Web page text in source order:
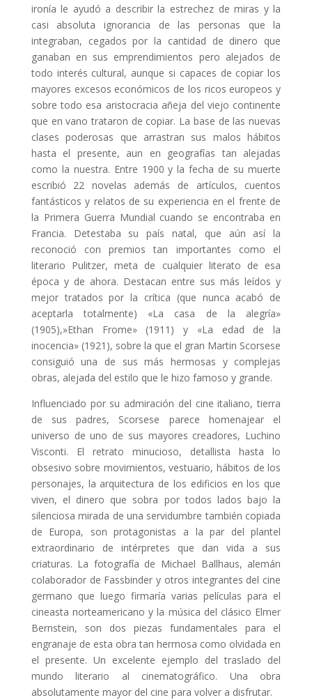
ironía le ayudó a describir la estrechez de miras y la
casi absoluta ignorancia de las personas que la
integraban, cegados por la cantidad de dinero que
ganaban en sus emprendimientos pero alejados de
todo interés cultural, aunque si capaces de copiar los
mayores excesos económicos de los ricos europeos y
sobre todo esa aristocracia añeja del viejo continente
que en vano trataron de copiar. La base de las nuevas
clases poderosas que arrastran sus malos hábitos
hasta el presente, aun en geografías tan alejadas
como la nuestra. Entre 1900 y la fecha de su muerte
escribió 22 novelas además de artículos, cuentos
fantásticos y relatos de su experiencia en el frente de
la Primera Guerra Mundial cuando se encontraba en
Francia. Detestaba su país natal, que aún así la
reconoció con premios tan importantes como el
literario Pulitzer, meta de cualquier literato de esa
época y de ahora. Destacan entre sus más leídos y
mejor tratados por la crítica (que nunca acabó de
aceptarla totalmente) «La casa de la alegría»
(1905),»Ethan Frome» (1911) y «La edad de la
inocencia» (1921), sobre la que el gran Martin Scorsese
consiguió una de sus más hermosas y complejas
obras, alejada del estilo que le hizo famoso y grande.
Influenciado por su admiración del cine italiano, tierra
de sus padres, Scorsese parece homenajear el
universo de uno de sus mayores creadores, Luchino
Visconti. El retrato minucioso, detallista hasta lo
obsesivo sobre movimientos, vestuario, hábitos de los
personajes, la arquitectura de los edificios en los que
viven, el dinero que sobra por todos lados bajo la
silenciosa mirada de una servidumbre también copiada
de Europa, son protagonistas a la par del plantel
extraordinario de intérpretes que dan vida a sus
criaturas. La fotografía de Michael Ballhaus, alemán
colaborador de Fassbinder y otros integrantes del cine
germano que luego firmaría varias películas para el
cineasta norteamericano y la música del clásico Elmer
Bernstein, son dos piezas fundamentales para el
engranaje de esta obra tan hermosa como olvidada en
el presente. Un excelente ejemplo del traslado del
mundo literario al cinematográfico. Una obra
absolutamente mayor del cine para volver a disfrutar.